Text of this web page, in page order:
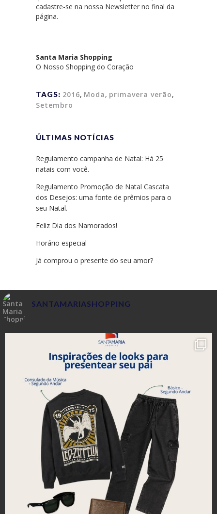
cadastre-se na nossa Newsletter no final da
página.
Santa Maria Shopping
O Nosso Shopping do Coração
TAGS: 2016, Moda, primavera verão,
Setembro
ÚLTIMAS NOTÍCIAS
Regulamento campanha de Natal: Há 25
natais com você.
Regulamento Promoção de Natal Cascata
dos Desejos: uma fonte de prêmios para o
seu Natal.
Feliz Dia dos Namorados!
Horário especial
Já comprou o presente do seu amor?
SANTAMARIASHOPPING